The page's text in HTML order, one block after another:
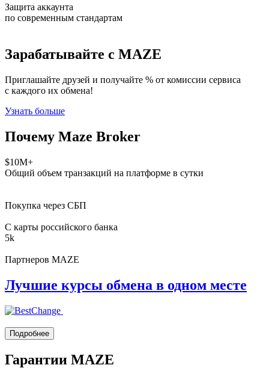
Защита аккаунта
по современным стандартам
Зарабатывайте с MAZE
Приглашайте друзей и получайте % от комиссии сервиса
с каждого их обмена!
Узнать больше
Почему Maze Broker
$10M+
Общий объем транзакций на платформе в сутки
Покупка через СБП
С карты российского банка
5k
Партнеров MAZE
Лучшие курсы обмена в одном месте
Подробнее
Гарантии MAZE